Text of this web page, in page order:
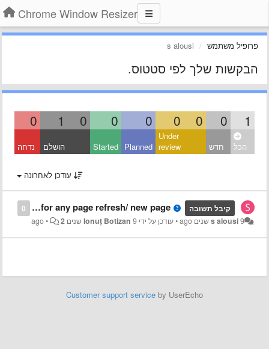
Chrome Window Resizer
פרופיל משתמש s alousi
הבקשות שלך לפי סטטוס.
1
0
0
0
0
0
0
1
0
הכל חדש
Under
review
Planned
Started הושלם נדחה
עודכן לאחרונה
0 קיבל תשובה Popup keeps appearing for any page refresh/ new page!
s alousi9 שנים ago •עודכן על ידי Ionuț Botizan 9 שנים ago • 2
Customer support service by UserEcho